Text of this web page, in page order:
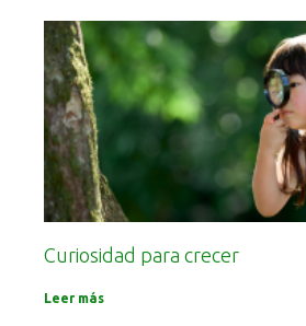
Curiosidad para crecer
Leer más